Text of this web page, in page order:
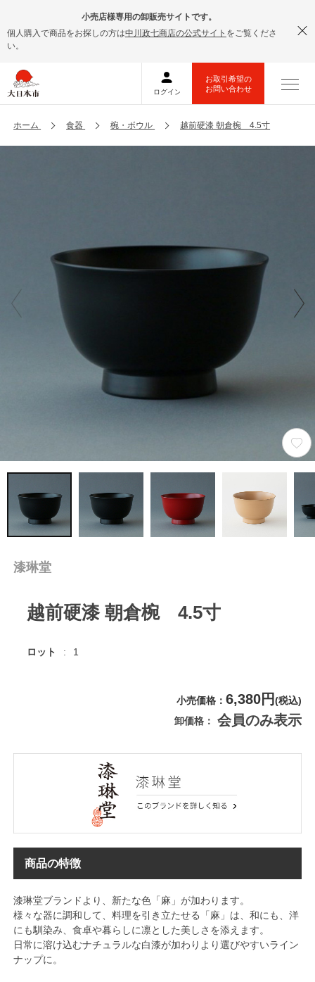
小売店様専用の卸販売サイトです。
個人購入で商品をお探しの方は中川政七商店の公式サイト をご覧くださ
い。
ホーム 食器 椀・ボウル 越前硬漆 朝倉椀 4.5寸
漆琳堂
越前硬漆 朝倉椀 4.5寸
ロット 1
小売価格 6,380円(税込)
卸価格
会員のみ表示
商品の特徴
漆琳堂ブランドより、新たな色「麻」が加わります。
様々な器に調和して、料理を引き立たせる「麻」は、和にも、洋
にも馴染み、食卓や暮らしに凛とした美しさを添えます。
日常に溶け込むナチュラルな白漆が加わりより選びやすいライン
ナップに。